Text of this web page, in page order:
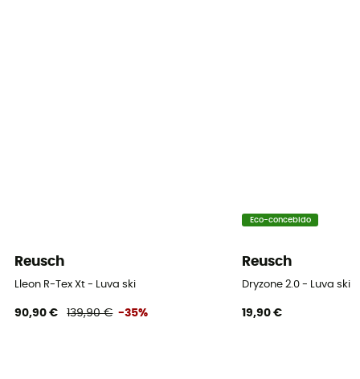
Reusch
Lleon R-Tex Xt - Luva ski
90,90 € 139,90 € -35%
Eco-concebido
Reusch
Dryzone 2.0 - Luva ski
19,90 €